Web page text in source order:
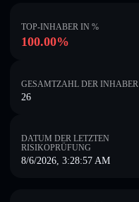
TOP-INHABER IN %
100.00%
GESAMTZAHL DER INHABER
26
DATUM DER LETZTEN
RISIKOPRÜFUNG
8/6/2026, 3:28:57 AM